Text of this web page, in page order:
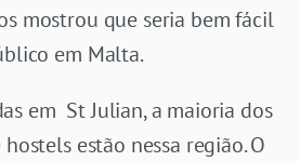
mostrou que seria bem fácil
em Malta.
em St Julian, a maioria dos
estão nessa região. O